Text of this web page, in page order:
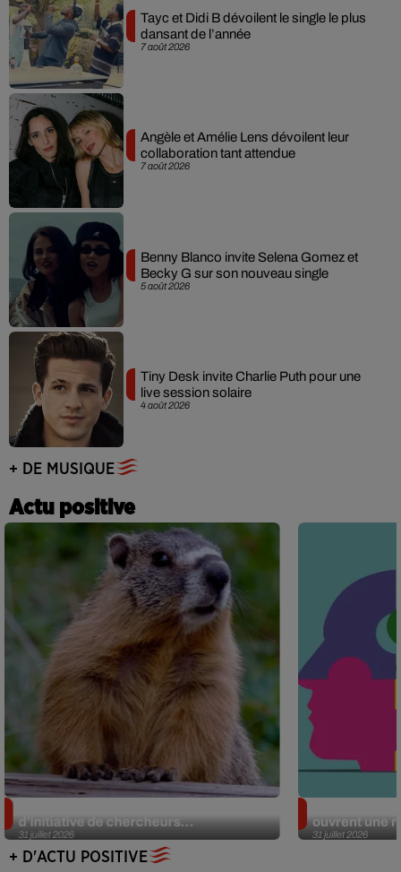
7 août 2026
Tayc et Didi B dévoilent le single le plus
dansant de l’année
7 août 2026
Angèle et Amélie Lens dévoilent leur
collaboration tant attendue
5 août 2026
Benny Blanco invite Selena Gomez et
Becky G sur son nouveau single
4 août 2026
Tiny Desk invite Charlie Puth pour une
live session solaire
+ DE MUSIQUE
Actu positive
31 juillet 2026
d’initiative de chercheurs...
31 juillet 2026
ouvrent une
+ D'ACTU POSITIVE